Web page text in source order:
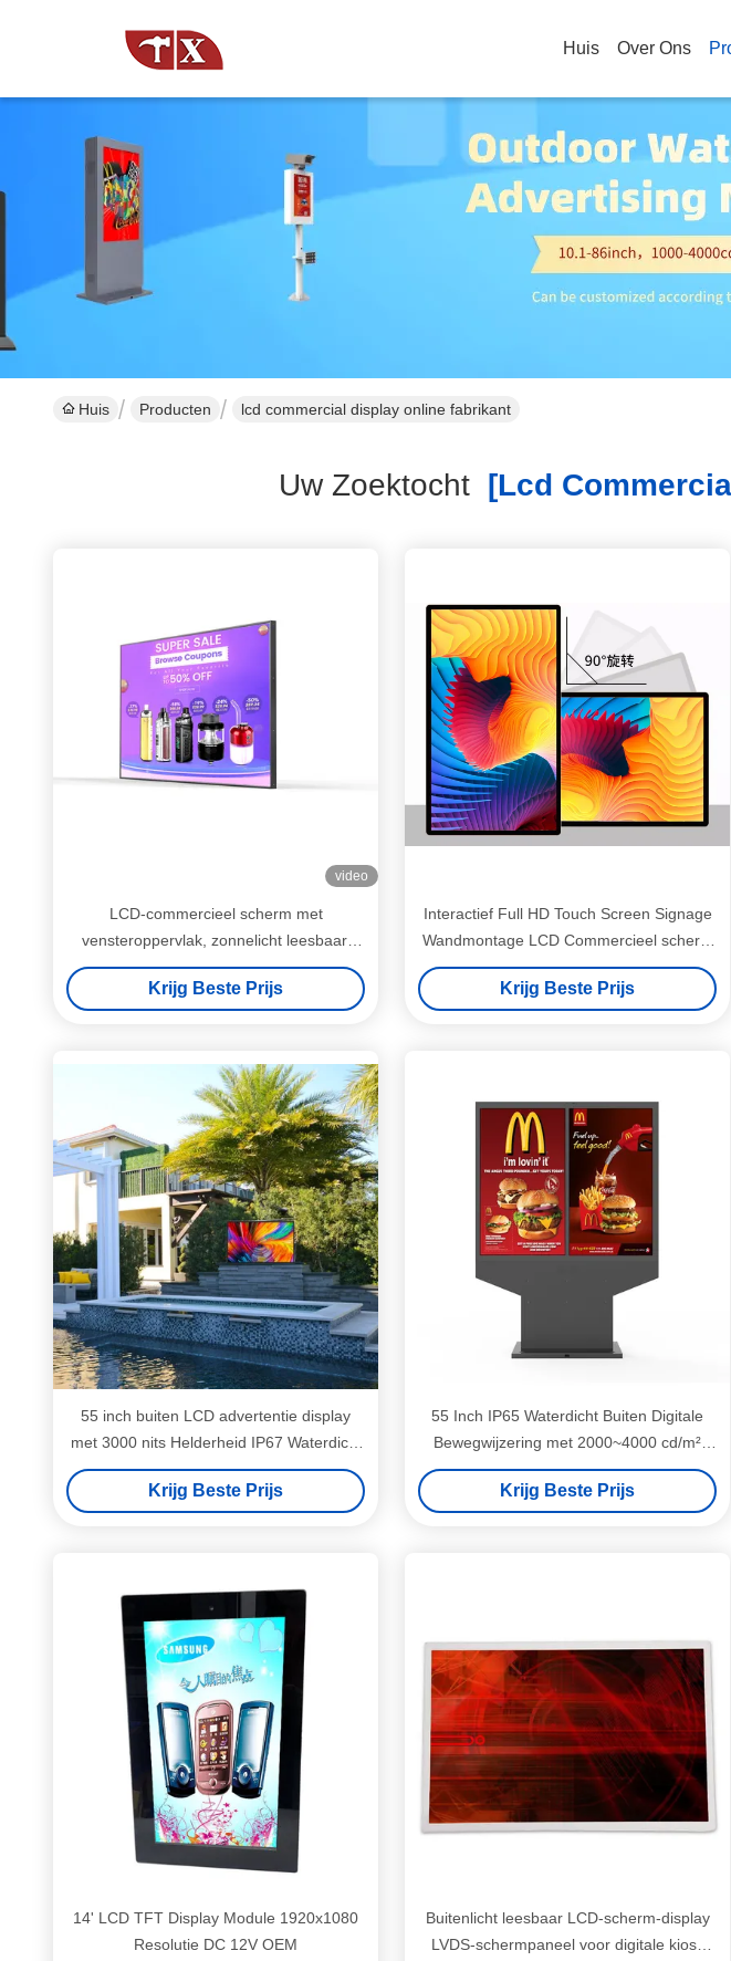
Huis Over Ons
Huis Producten lcd commercial display online fabrikant
Uw Zoektocht [lcd
video
LCD-commercieel scherm met
vensteroppervlak, zonnelicht leesbaar,
digitaal signage touchscreen
Krijg Beste Prijs
Interactief Full HD Touch Screen Signage
Wandmontage LCD Commercieel scherm
2 GB RAM
Krijg Beste Prijs
55 inch buiten LCD advertentie display
met 3000 nits Helderheid IP67 Waterdicht
en anti-glare glas
Krijg Beste Prijs
55 Inch IP65 Waterdicht Buiten Digitale
Bewegwijzering met 2000~4000 cd/m²
Helderheid LCD Digitaal Display
Krijg Beste Prijs
14' LCD TFT Display Module 1920x1080
Resolutie DC 12V OEM
Buitenlicht leesbaar LCD-scherm-display
LVDS-schermpaneel voor digitale kiosk